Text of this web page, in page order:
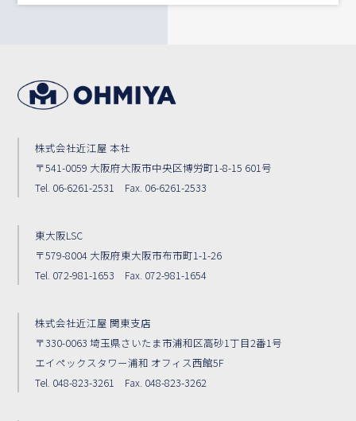
株式会社近江屋 本社
〒541-0059 大阪府大阪市中央区博労町1-8-15 601号
Tel. 06-6261-2531 Fax. 06-6261-2533
東大阪LSC
〒579-8004 大阪府東大阪市布市町1-1-26
Tel. 072-981-1653 Fax. 072-981-1654
株式会社近江屋 関東支店
〒330-0063 埼玉県さいたま市浦和区高砂1丁目2番1号
エイペックスタワー浦和 オフィス西館5F
Tel. 048-823-3261 Fax. 048-823-3262